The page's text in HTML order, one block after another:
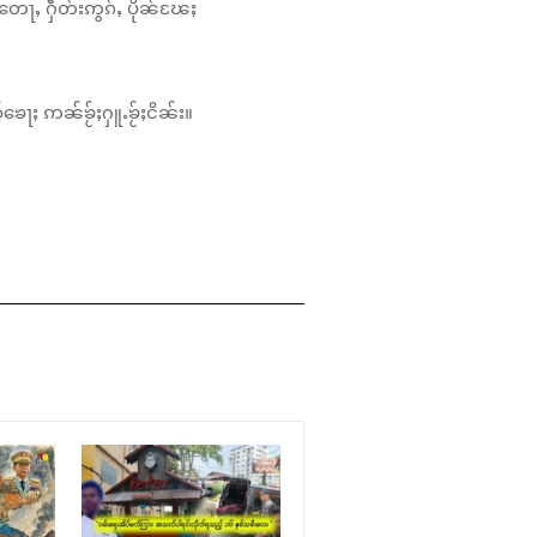
တေႃႇ ႁဵတ်းဢွၵ်ႇ ပိုၼ်ၽႄႈ
ၶေႃႈ ဢၼ်ၶႂ်ႈႁူႉၶႂ်ႈငိၼ်း။